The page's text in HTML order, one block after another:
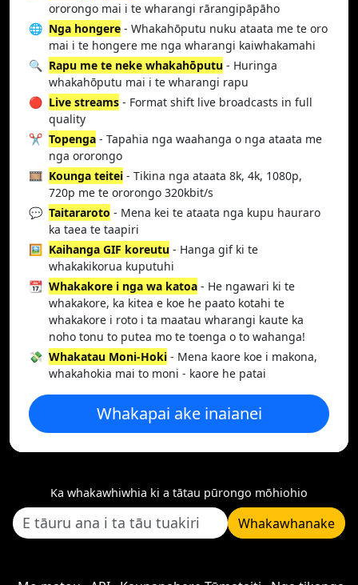
ororongo mai i te wharangi rārangipāpāho
🌐 Nga hongere - Whakahōputu nuku ataata me te oro
mai i te hongere me nga wharangi kaiwhakamahi
🔍 Rapu me te neke whakahōputu - Huringa
whakahōputu mai i te wharangi rapu
🔴 Live streams - Format shift live broadcasts in full
quality
✂️ Topenga - Tapahia nga waahanga o nga ataata me
nga ororongo
🎞️ Kounga teitei - Tikina nga ataata 8k, 4k, 1080p,
720p me te ororongo 320kbit/s
💬 Taitararoto - Mena kei te ataata nga kupu hauraro
ka taea te taapiri
🖼️ Kaihanga GIF koreutu - Hanga gif ki te
whakakikorua kuputuhi
📆 Whakakore i nga wa katoa - He ngawari ki te
whakakore, ka kitea e koe he paato kotahi te
whakakore i roto i ta maatau wharangi kaute ka
noho tonu to putea mo te toenga o to wahanga!
💸 Whakatau Moni-Hoki - Mena kaore koe i makona,
whakahokia mai to moni - kaore he patai
Whakapai ake inaianei
Ka whakawhiwhia ki a tātau pūrongo mōhiohio
Whakawhanake